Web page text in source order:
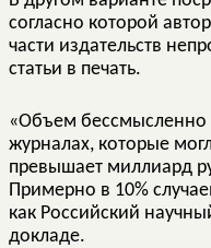
согласно которой
части издательств
статьи в печать.
«Объем бессмысленно
журналах, которые
превышает миллиард
Примерно в 10%
как Российский
докладе.